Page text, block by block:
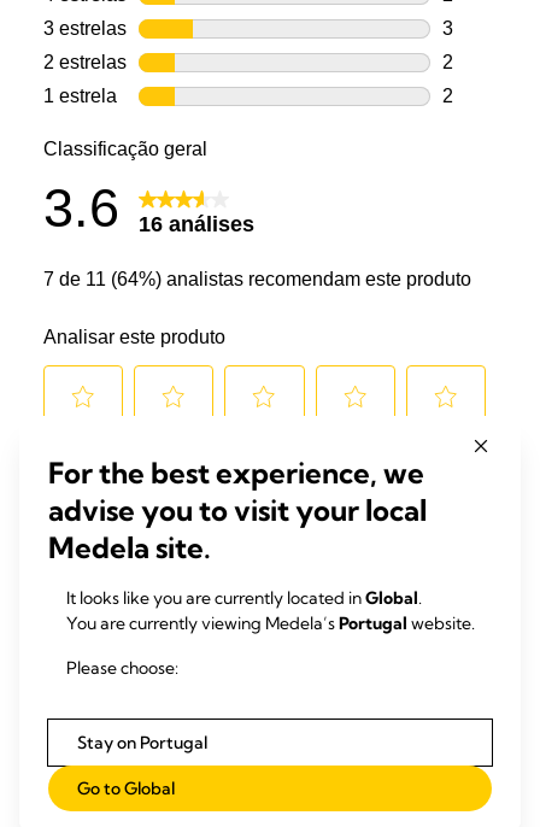
For the best experience, we
advise you to visit your local
Medela site.
It looks like you are currently located inGlobal.
You are currently viewing Medela’sPortugal website.
Please choose:
Stay on Portugal
Go to Global